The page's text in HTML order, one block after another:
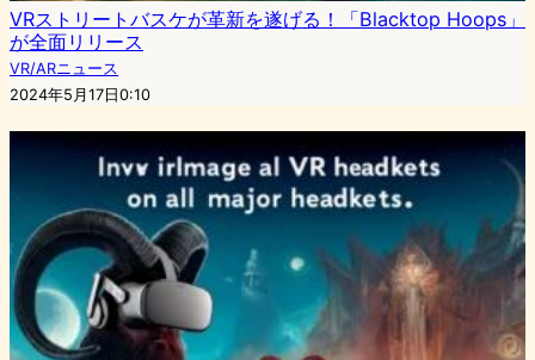
VRストリートバスケが革新を遂げる！「Blacktop Hoops」
が全面リリース
VR/ARニュース
2024年5月17日0:10